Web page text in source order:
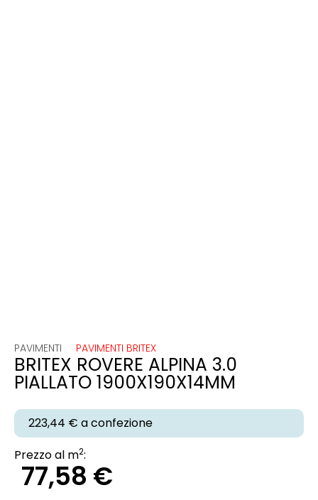
PAVIMENTI PAVIMENTI BRITEX
BRITEX ROVERE ALPINA 3.0
PIALLATO 1900X190X14MM
223,44 € a confezione
Prezzo al m2:
77,58 €